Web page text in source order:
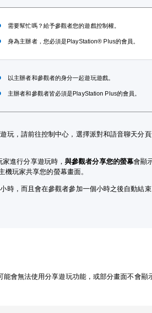
需要幫忙嗎？給予參觀者您的遊戲控制權。
身為主辦者，您必須是PlayStation® Plus的會員。
以主辦者和參觀者的身分一起遊玩遊戲。
主辦者和參觀者皆必須是PlayStation Plus的會員。
玩，請前往控制中心，選擇派對和語音聊天分
進行分享遊玩時，與參觀者分享您的螢幕會顯
玩家共享您的螢幕畫面。
時，而且會在參觀者參加一個小時之後自動結束
能會無法使用分享遊玩功能，或部分畫面不會顯